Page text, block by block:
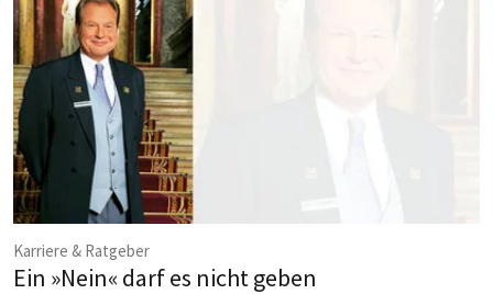
Karriere & Ratgeber
Ein »Nein« darf es nicht geben